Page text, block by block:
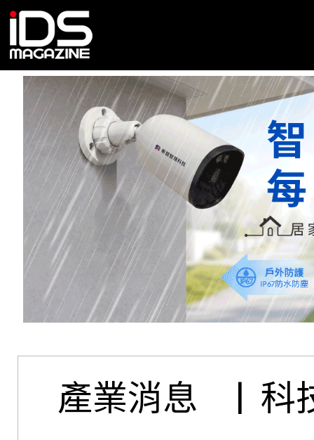
產業消息 | 科